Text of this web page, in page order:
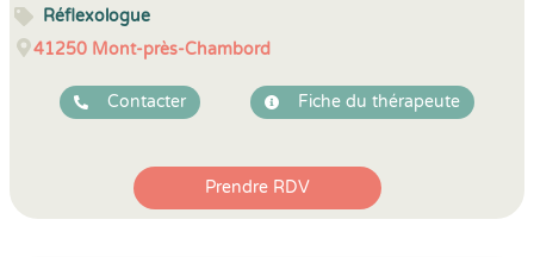
Réflexologue
41250 Mont-près-Chambord
Contacter Fiche du thérapeute
Prendre RDV